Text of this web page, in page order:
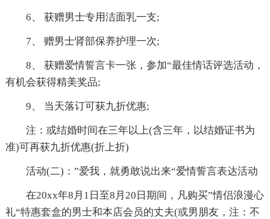
6、 获赠男士专用洁面乳一支;
7、 赠男士肾部保养护理一次;
8、 获赠爱情誓言卡一张，参加“最佳情话评选活动，
有机会获得精美奖品;
9、 当天落订可获九折优惠;
注：或结婚时间在三年以上(含三年，以结婚证书为
准)可再获九折优惠(折上折)
活动(二)：”爱我，就勇敢说出来“爱情誓言表达活动
在20xx年8月1日至8月20日期间，凡购买”情侣浪漫心
礼“特惠套盒的男士和本店会员的丈夫(或男朋友，注：不